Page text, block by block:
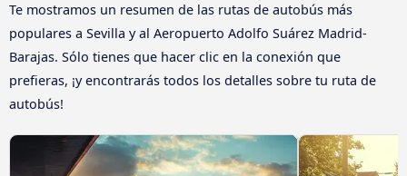
Te mostramos un resumen de las rutas de autobús más
populares a Sevilla y al Aeropuerto Adolfo Suárez Madrid-
Barajas. Sólo tienes que hacer clic en la conexión que
prefieras, ¡y encontrarás todos los detalles sobre tu ruta de
autobús!